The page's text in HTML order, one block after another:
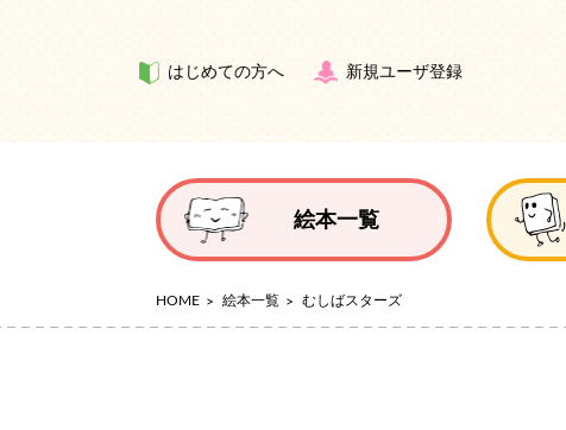
はじめての方へ 新規ユーザ登録
絵本一覧
HOME 絵本一覧 むしばスターズ